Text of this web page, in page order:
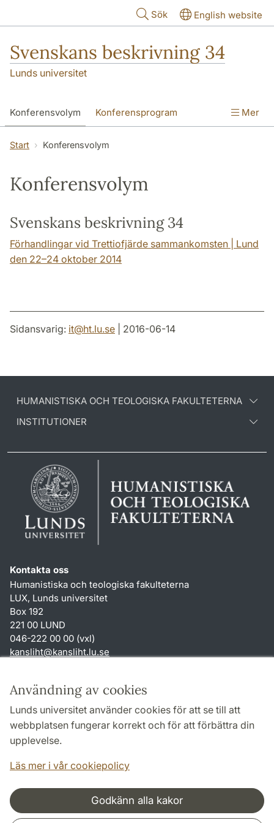
Användning av cookies
Lunds universitet använder cookies för att se till att
webbplatsen fungerar korrekt och för att förbättra din
upplevelse.
Läs mer i vår cookiepolicy
Godkänn alla kakor
Sök English website
Svenskans beskrivning 34
Lunds universitet
Konferensvolym Konferensprogram
Abstrakt Plenarföreläsare
Mer
Start Konferensvolym
Konferensvolym
Svenskans beskrivning 34
Förhandlingar vid Trettiofjärde sammankomsten | Lund
den 22–24 oktober 2014
Sidansvarig: it@ht.lu.se | 2016-06-14
HUMANISTISKA OCH TEOLOGISKA FAKULTETERNA
INSTITUTIONER
Kontakta oss
Humanistiska och teologiska fakulteterna
LUX, Lunds universitet
Box 192
221 00 LUND
046-222 00 00 (vxl)
kansliht@kansliht.lu.se
Genvägar
Om webbplatsen och cookies
Behandling av personuppgifter
Tillgänglighetsredogörelse
Samarbeten och nätverk